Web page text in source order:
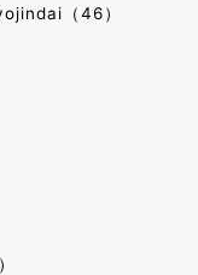
（46）